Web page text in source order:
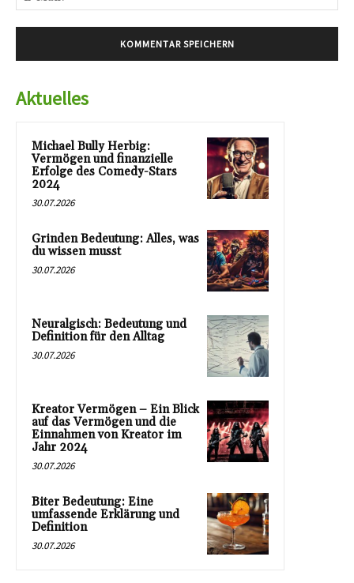
Aktuelles
Michael Bully Herbig:
Vermögen und finanzielle
Erfolge des Comedy-Stars
2024
30.07.2026
Grinden Bedeutung: Alles, was
du wissen musst
30.07.2026
Neuralgisch: Bedeutung und
Definition für den Alltag
30.07.2026
Kreator Vermögen – Ein Blick
auf das Vermögen und die
Einnahmen von Kreator im
Jahr 2024
30.07.2026
Biter Bedeutung: Eine
umfassende Erklärung und
Definition
30.07.2026